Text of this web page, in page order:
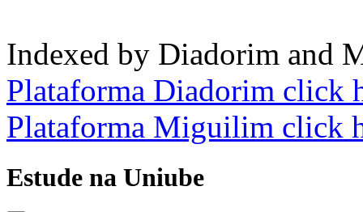
Indexed by Diadorim and
Plataforma Diadorim click
Plataforma Miguilim click
Estude na Uniube